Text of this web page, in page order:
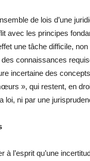
de lois d’une
avec les principes
une tâche difficile,
des connaissances
incertaine des
», qui restent, en
loi, ni par une
à l’esprit qu’une